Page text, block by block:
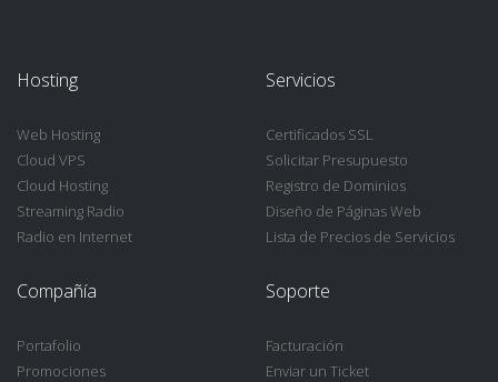
Hosting
Web Hosting
Cloud VPS
Cloud Hosting
Streaming Radio
Radio en Internet
Servicios
Certificados SSL
Solicitar Presupuesto
Registro de Dominios
Diseño de Páginas Web
Lista de Precios de Servicios
Compañía
Portafolio
Promociones
Soporte
Facturación
Enviar un Ticket